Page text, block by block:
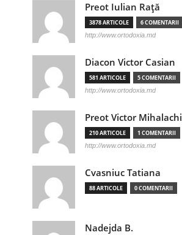
Preot Iulian Raţă
3878 ARTICOLE 6 COMENTARII
http://www.ortodoxia.md
Diacon Victor Casian
581 ARTICOLE 5 COMENTARII
http://www.ortodoxia.md
Preot Victor Mihalachi
210 ARTICOLE 1 COMENTARII
http://www.ortodoxia.md
Cvasniuc Tatiana
88 ARTICOLE 0 COMENTARII
Nadejda B.